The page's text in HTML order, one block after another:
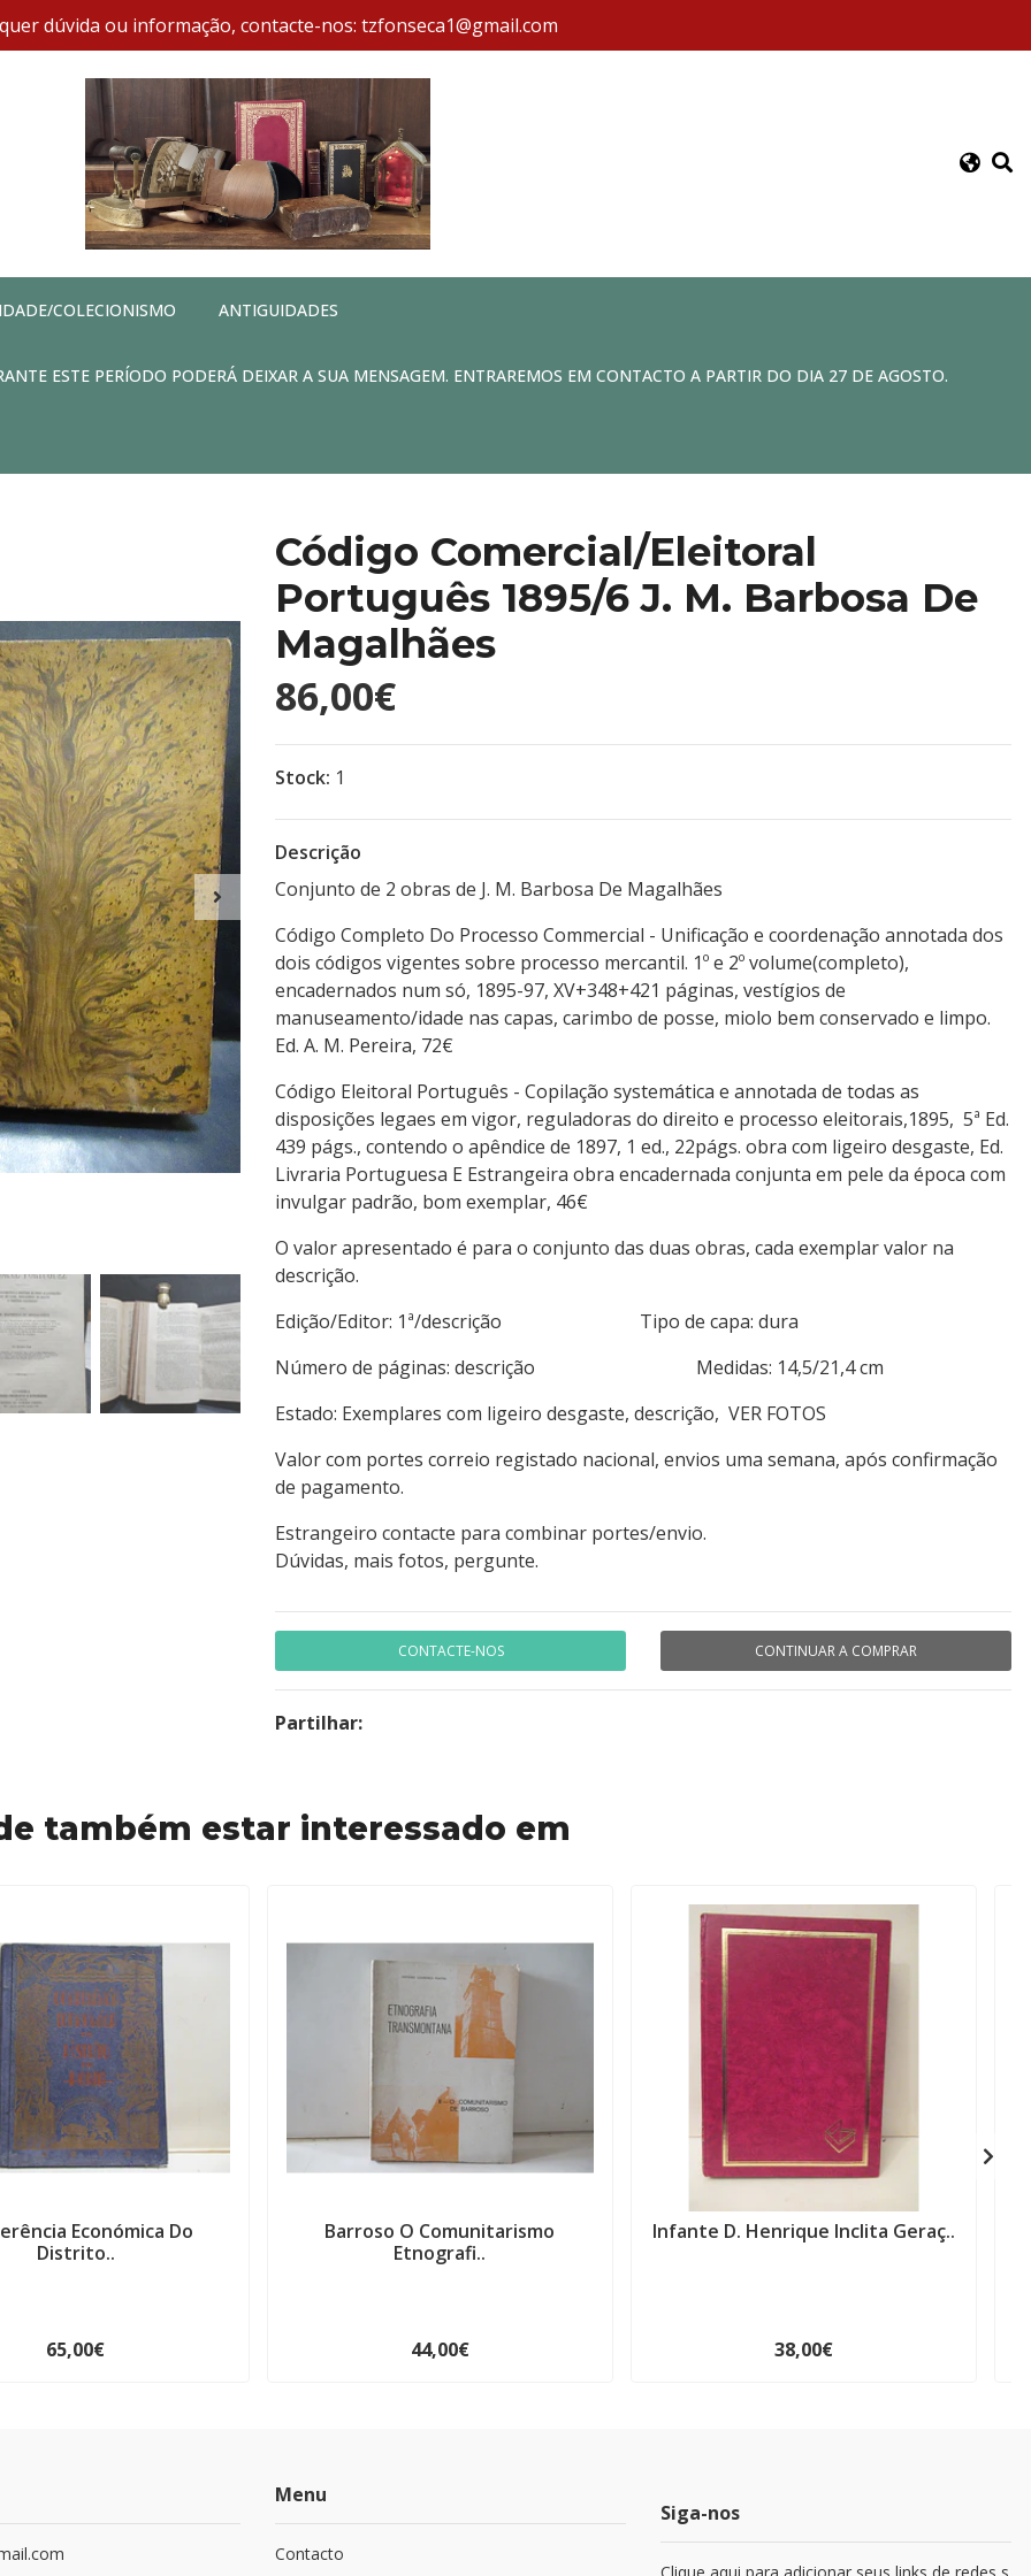
dúvida ou informação, contacte-nos: tzfonseca1@gmail.com
COLECIONISMO ANTIGUIDADES
ESTE PERÍODO PODERÁ DEIXAR A SUA MENSAGEM. ENTRAREMOS EM CONTACTO A PARTIR DO DIA 27 DE AGOSTO.
Código Comercial/Eleitoral
Português 1895/6 J. M. Barbosa De
Magalhães
86,00€
Stock: 1
Descrição
Conjunto de 2 obras de J. M. Barbosa De Magalhães
Código Completo Do Processo Commercial - Unificação e coordenação annotada dos
dois códigos vigentes sobre processo mercantil. 1º e 2º volume(completo),
encadernados num só, 1895-97, XV+348+421 páginas, vestígios de
manuseamento/idade nas capas, carimbo de posse, miolo bem conservado e limpo.
Ed. A. M. Pereira, 72€
Código Eleitoral Português - Copilação systemática e annotada de todas as
disposições legaes em vigor, reguladoras do direito e processo eleitorais,1895, 5ª Ed.
439 págs., contendo o apêndice de 1897, 1 ed., 22págs. obra com ligeiro desgaste, Ed.
Livraria Portuguesa E Estrangeira obra encadernada conjunta em pele da época com
invulgar padrão, bom exemplar, 46€
O valor apresentado é para o conjunto das duas obras, cada exemplar valor na
descrição.
Edição/Editor: 1ª/descrição Tipo de capa: dura
Número de páginas: descrição Medidas: 14,5/21,4 cm
Estado: Exemplares com ligeiro desgaste, descrição, VER FOTOS
Valor com portes correio registado nacional, envios uma semana, após confirmação
de pagamento.
Estrangeiro contacte para combinar portes/envio.
Dúvidas, mais fotos, pergunte.
CONTACTE-NOS CONTINUAR A COMPRAR
Partilhar:
também estar interessado em
Económica Do
Distrito..
65,00€
Barroso O Comunitarismo
Etnografi..
44,00€
Infante D. Henrique Inclita Geraç..
38,00€
Menu
Contacto
Siga-nos